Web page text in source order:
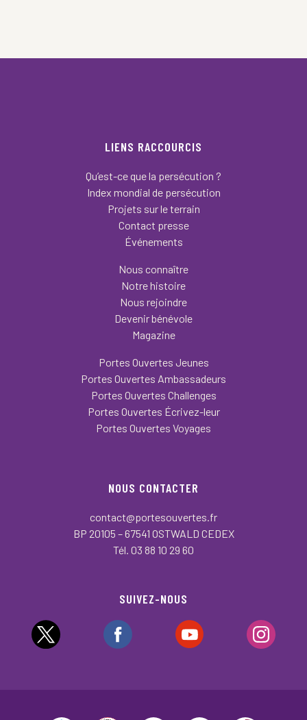
LIENS RACCOURCIS
Qu’est-ce que la persécution ?
Index mondial de persécution
Projets sur le terrain
Contact presse
Événements
Nous connaître
Notre histoire
Nous rejoindre
Devenir bénévole
Magazine
Portes Ouvertes Jeunes
Portes Ouvertes Ambassadeurs
Portes Ouvertes Challenges
Portes Ouvertes Écrivez-leur
Portes Ouvertes Voyages
NOUS CONTACTER
contact@portesouvertes.fr
BP 20105 – 67541 OSTWALD CEDEX
Tél. 03 88 10 29 60
SUIVEZ-NOUS